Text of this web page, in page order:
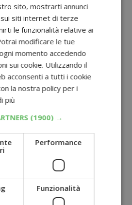
sito, mostrarti annunci
siti internet di terze
le funzionalità relative ai
modificare le tue
momento accedendo
sui cookie. Utilizzando il
acconsenti a tutti i cookie
la nostra policy per i
più
(1900) →
Performance
Funzionalità